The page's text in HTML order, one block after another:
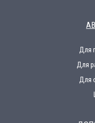
Для
Для
Для